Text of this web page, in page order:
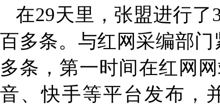
在29天里，张盟进行
百多条。与红网采编部
多条，第一时间在红网
音、快手等平台发布，